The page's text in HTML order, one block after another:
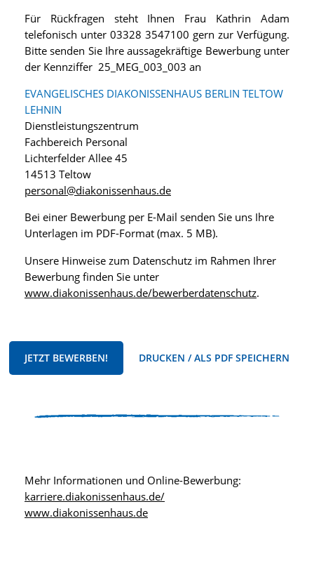
Für Rückfragen steht Ihnen Frau Kathrin Adam
telefonisch unter 03328 3547100 gern zur Verfügung.
Bitte senden Sie Ihre aussagekräftige Bewerbung unter
der Kennziffer 25_MEG_003_003 an
EVANGELISCHES DIAKONISSENHAUS BERLIN TELTOW
LEHNIN
Dienstleistungszentrum
Fachbereich Personal
Lichterfelder Allee 45
14513 Teltow
personal@diakonissenhaus.de
Bei einer Bewerbung per E-Mail senden Sie uns Ihre
Unterlagen im PDF-Format (max. 5 MB).
Unsere Hinweise zum Datenschutz im Rahmen Ihrer
Bewerbung finden Sie unter
www.diakonissenhaus.de/bewerberdatenschutz.
JETZT BEWERBEN! DRUCKEN / ALS PDF SPEICHERN
Mehr Informationen und Online-Bewerbung:
karriere.diakonissenhaus.de/
www.diakonissenhaus.de